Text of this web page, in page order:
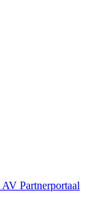
AV Partnerportaal